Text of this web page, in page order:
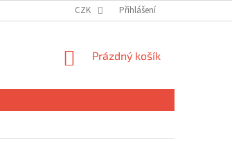
CZK Přihlášení
NÁKUPNÍ
Prázdný košík